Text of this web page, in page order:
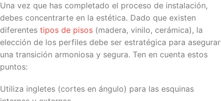
Una vez que has completado el proceso de instalación,
debes concentrarte en la estética. Dado que existen
diferentes tipos de pisos (madera, vinilo, cerámica), la
elección de los perfiles debe ser estratégica para asegurar
una transición armoniosa y segura. Ten en cuenta estos
puntos:
Utiliza ingletes (cortes en ángulo) para las esquinas